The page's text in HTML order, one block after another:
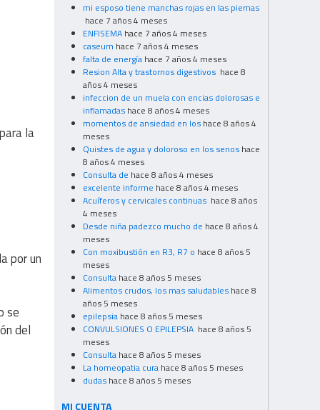
la
por un
se
del
mi esposo tiene manchas rojas en las piernas
hace 7 años 4 meses
ENFISEMA hace 7 años 4 meses
caseum hace 7 años 4 meses
falta de energía hace 7 años 4 meses
Resion Alta y trastornos digestivos hace 8
años 4 meses
infeccion de un muela con encias dolorosas e
inflamadas hace 8 años 4 meses
momentos de ansiedad en los hace 8 años 4
meses
Quistes de agua y doloroso en los senos hace
8 años 4 meses
Consulta de hace 8 años 4 meses
excelente informe hace 8 años 4 meses
Acuíferos y cervicales continuas hace 8 años
4 meses
Desde niña padezco mucho de hace 8 años 4
meses
Con moxibustión en R3, R7 o hace 8 años 5
meses
Consulta hace 8 años 5 meses
Alimentos crudos, los mas saludables hace 8
años 5 meses
epilepsia hace 8 años 5 meses
CONVULSIONES O EPILEPSIA hace 8 años 5
meses
Consulta hace 8 años 5 meses
La homeopatia cura hace 8 años 5 meses
dudas hace 8 años 5 meses
MI CUENTA